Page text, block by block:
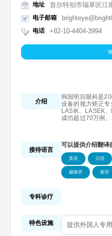
地址 首尔特别市瑞草区江
电子邮箱
电话 +82-10-4404-3994
介绍
韩国明目眼科是
设备的视力矫正专
LASIK、LASEK
成功超过70万例
花眼晶体植入术
接待语言
可以提供介绍翻译
英语 日语
越南语 泰语
专科诊疗
特色设施 提供外国人专